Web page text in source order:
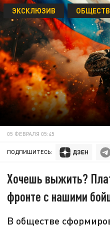
ЭКСКЛЮЗИВ
05 ФЕВРАЛЯ 05:45
ПОДПИШИТЕСЬ:
Хочешь выжить?
фронте с нашими
В обществе